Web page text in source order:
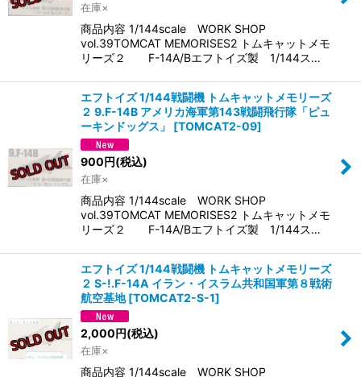
在庫×
商品内容 1/144scale WORK SHOP
vol.39TOMCAT MEMORISES2 トムキャットメモ
リーズ２ F-14A/Bエフトイズ製 1/144ス…
エフトイズ 1/144戦闘機 トムキャットメモリーズ
２ 9.F-14B アメリカ海軍第143戦闘飛行隊「ピュ
ーキンドッグス」
[TOMCAT2-09]
900円(税込)
在庫×
商品内容 1/144scale WORK SHOP
vol.39TOMCAT MEMORISES2 トムキャットメモ
リーズ２ F-14A/Bエフトイズ製 1/144ス…
エフトイズ 1/144戦闘機 トムキャットメモリーズ
２ S-!.F-14A イラン・イスラム共和国軍第８戦術
航空基地 [TOMCAT2-S-1]
2,000円(税込)
在庫×
商品内容 1/144scale WORK SHOP